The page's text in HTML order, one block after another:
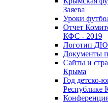
Заяева
Уроки
Отчет
КФС - 2019
Логотип
Документы
Сайты и
Крыма
Год детско-
Республике